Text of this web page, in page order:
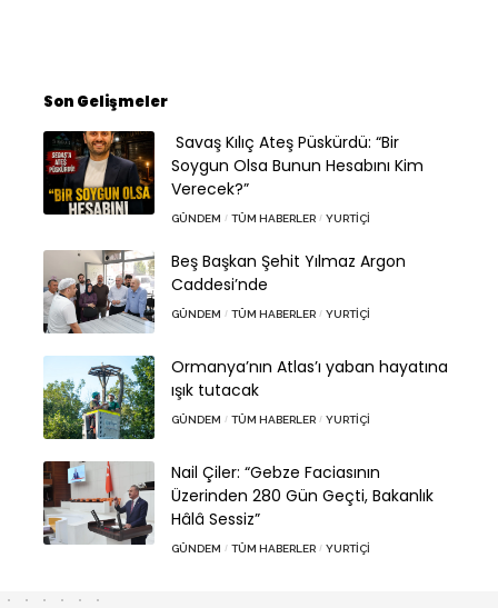
Son Gelişmeler
Savaş Kılıç Ateş Püskürdü: “Bir
Soygun Olsa Bunun Hesabını Kim
Verecek?”
GÜNDEM TÜM HABERLER YURTIÇI
Beş Başkan Şehit Yılmaz Argon
Caddesi’nde
GÜNDEM TÜM HABERLER YURTIÇI
Ormanya’nın Atlas’ı yaban hayatına
ışık tutacak
GÜNDEM TÜM HABERLER YURTIÇI
Nail Çiler: “Gebze Faciasının
Üzerinden 280 Gün Geçti, Bakanlık
Hâlâ Sessiz”
GÜNDEM TÜM HABERLER YURTIÇI